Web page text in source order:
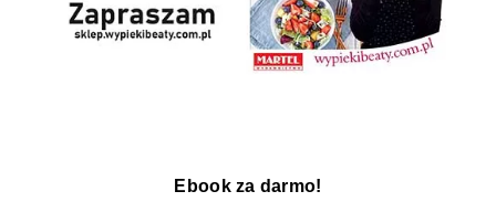
Ebook za darmo!